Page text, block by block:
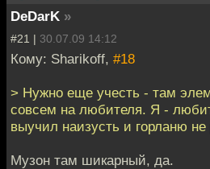
DeDarK »
#21 | 30.07.09 14:12
Кому: Sharikoff, #18
> Нужно еще учесть - там
совсем на любителя. Я -
выучил наизусть и горланю
Музон там шикарный, да.